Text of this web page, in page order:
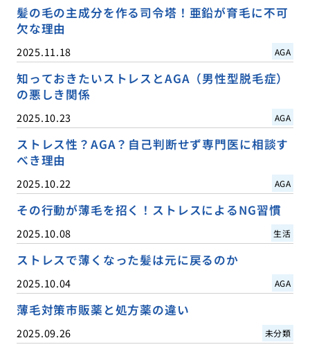
髪の毛の主成分を作る司令塔！亜鉛が育毛に不可
欠な理由
2025.11.18 AGA
知っておきたいストレスとAGA（男性型脱毛症）
の悪しき関係
2025.10.23 AGA
ストレス性？AGA？自己判断せず専門医に相談す
べき理由
2025.10.22 AGA
その行動が薄毛を招く！ストレスによるNG習慣
2025.10.08 生活
ストレスで薄くなった髪は元に戻るのか
2025.10.04 AGA
薄毛対策市販薬と処方薬の違い
2025.09.26 未分類